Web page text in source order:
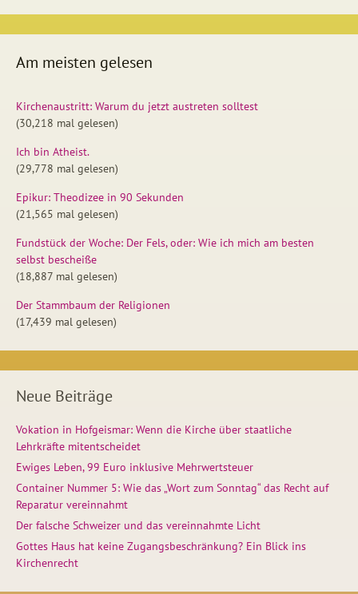
Am meisten gelesen
Kirchenaustritt: Warum du jetzt austreten solltest
(30,218 mal gelesen)
Ich bin Atheist.
(29,778 mal gelesen)
Epikur: Theodizee in 90 Sekunden
(21,565 mal gelesen)
Fundstück der Woche: Der Fels, oder: Wie ich mich am besten
selbst bescheiße
(18,887 mal gelesen)
Der Stammbaum der Religionen
(17,439 mal gelesen)
Neue Beiträge
Vokation in Hofgeismar: Wenn die Kirche über staatliche
Lehrkräfte mitentscheidet
Ewiges Leben, 99 Euro inklusive Mehrwertsteuer
Container Nummer 5: Wie das „Wort zum Sonntag“ das Recht auf
Reparatur vereinnahmt
Der falsche Schweizer und das vereinnahmte Licht
Gottes Haus hat keine Zugangsbeschränkung? Ein Blick ins
Kirchenrecht